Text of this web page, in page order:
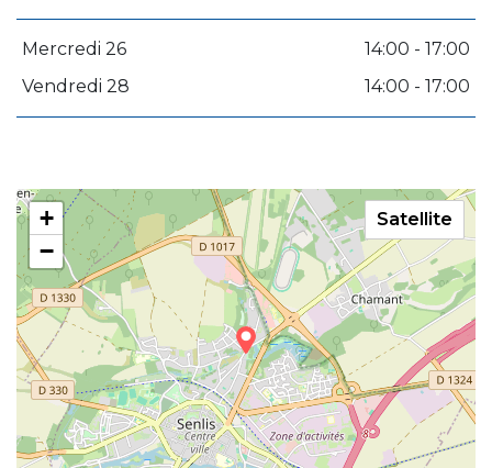
Mercredi 26
14:00 - 17:00
Vendredi 28
14:00 - 17:00
+
−
Satellite